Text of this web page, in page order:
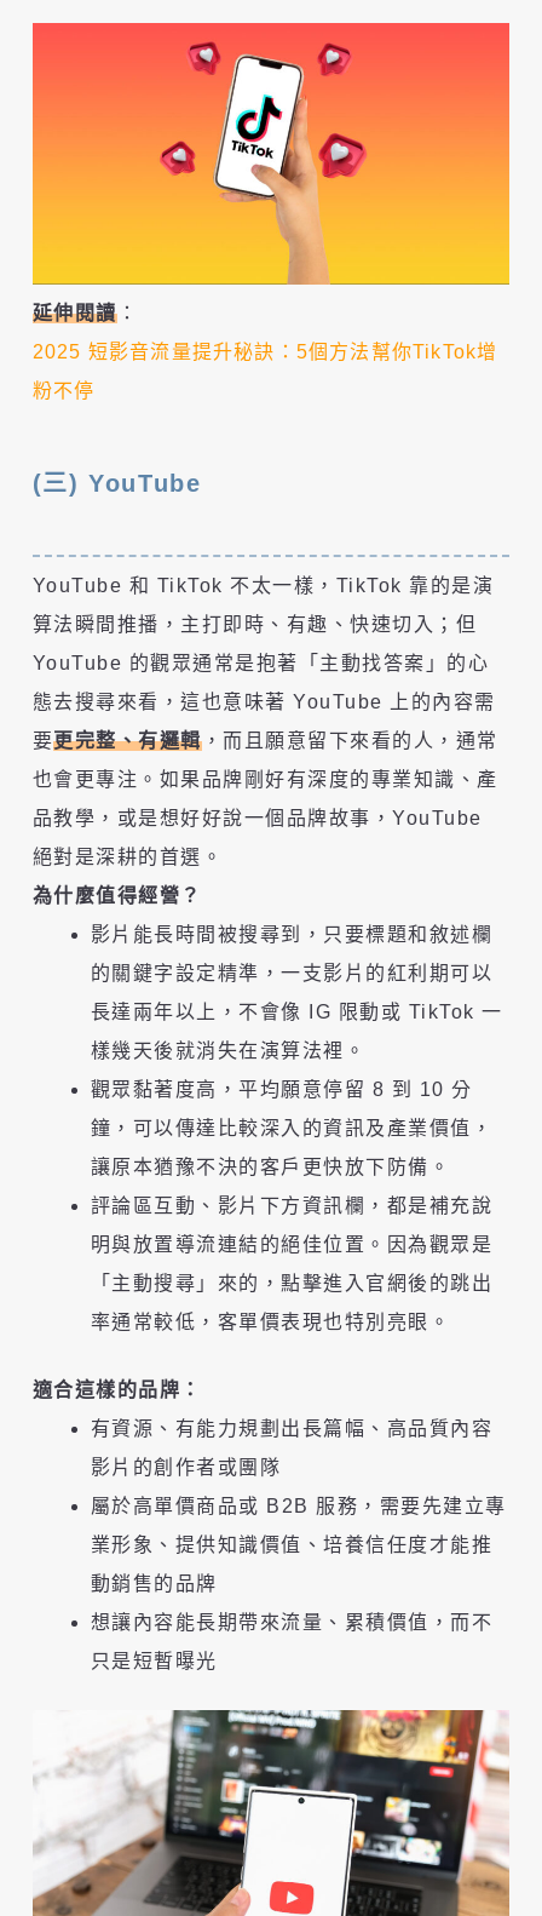
延伸閱讀：
2025 短影音流量提升秘訣：5個方法幫你TikTok增
粉不停
(三) YouTube
YouTube 和 TikTok 不太一樣，TikTok 靠的是演
算法瞬間推播，主打即時、有趣、快速切入；但
YouTube 的觀眾通常是抱著「主動找答案」的心
態去搜尋來看，這也意味著 YouTube 上的內容需
要更完整、有邏輯，而且願意留下來看的人，通常
也會更專注。如果品牌剛好有深度的專業知識、產
品教學，或是想好好說一個品牌故事，YouTube
絕對是深耕的首選。
為什麼值得經營？
影片能長時間被搜尋到，只要標題和敘述欄
的關鍵字設定精準，一支影片的紅利期可以
長達兩年以上，不會像 IG 限動或 TikTok 一
樣幾天後就消失在演算法裡。
觀眾黏著度高，平均願意停留 8 到 10 分
鐘，可以傳達比較深入的資訊及產業價值，
讓原本猶豫不決的客戶更快放下防備。
評論區互動、影片下方資訊欄，都是補充說
明與放置導流連結的絕佳位置。因為觀眾是
「主動搜尋」來的，點擊進入官網後的跳出
率通常較低，客單價表現也特別亮眼。
適合這樣的品牌：
有資源、有能力規劃出長篇幅、高品質內容
影片的創作者或團隊
屬於高單價商品或 B2B 服務，需要先建立專
業形象、提供知識價值、培養信任度才能推
動銷售的品牌
想讓內容能長期帶來流量、累積價值，而不
只是短暫曝光